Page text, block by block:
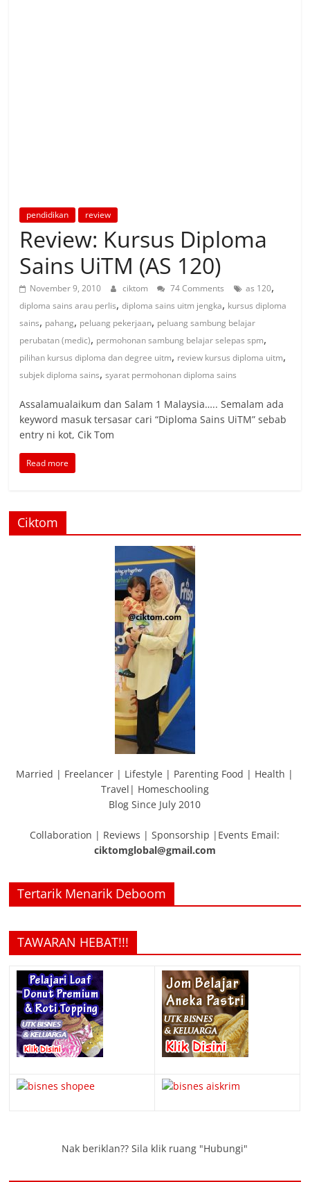
pendidikan review
Review: Kursus Diploma
Sains UiTM (AS 120)
November 9, 2010 ciktom 74 Comments as 120,
diploma sains arau perlis,diploma sains uitm jengka, kursus diploma
sains, pahang, peluang pekerjaan, peluang sambung belajar
perubatan (medic), permohonan sambung belajar selepas spm,
pilihan kursus diploma dan degree uitm, review kursus diploma uitm,
subjek diploma sains,syarat permohonan diploma sains
Assalamualaikum dan Salam 1 Malaysia….. Semalam ada
keyword masuk tersasar cari “Diploma Sains UiTM” sebab
entry ni kot, Cik Tom
Read more
Ciktom
Married | Freelancer | Lifestyle | Parenting Food | Health |
Travel| Homeschooling
Blog Since July 2010
Collaboration | Reviews | Sponsorship |Events Email:
ciktomglobal@gmail.com
Tertarik Menarik Deboom
TAWARAN HEBAT!!!
Nak beriklan?? Sila klik ruang "Hubungi"